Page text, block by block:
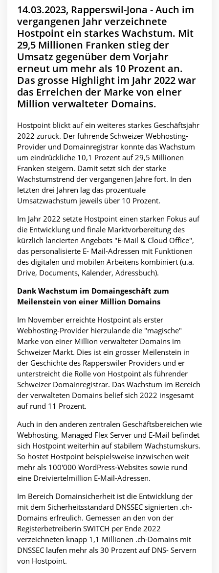
14.03.2023, Rapperswil-Jona - Auch im
vergangenen Jahr verzeichnete
Hostpoint ein starkes Wachstum. Mit
29,5 Millionen Franken stieg der
Umsatz gegenüber dem Vorjahr
erneut um mehr als 10 Prozent an.
Das grosse Highlight im Jahr 2022 war
das Erreichen der Marke von einer
Million verwalteter Domains.
Hostpoint blickt auf ein weiteres starkes Geschäftsjahr
2022 zurück. Der führende Schweizer Webhosting-
Provider und Domainregistrar konnte das Wachstum
um eindrückliche 10,1 Prozent auf 29,5 Millionen
Franken steigern. Damit setzt sich der starke
Wachstumstrend der vergangenen Jahre fort. In den
letzten drei Jahren lag das prozentuale
Umsatzwachstum jeweils über 10 Prozent.
Im Jahr 2022 setzte Hostpoint einen starken Fokus auf
die Entwicklung und finale Marktvorbereitung des
kürzlich lancierten Angebots "E-Mail & Cloud Office",
das personalisierte E- Mail-Adressen mit Funktionen
des digitalen und mobilen Arbeitens kombiniert (u.a.
Drive, Documents, Kalender, Adressbuch).
Dank Wachstum im Domaingeschäft zum
Meilenstein von einer Million Domains
Im November erreichte Hostpoint als erster
Webhosting-Provider hierzulande die "magische"
Marke von einer Million verwalteter Domains im
Schweizer Markt. Dies ist ein grosser Meilenstein in
der Geschichte des Rapperswiler Providers und er
unterstreicht die Rolle von Hostpoint als führender
Schweizer Domainregistrar. Das Wachstum im Bereich
der verwalteten Domains belief sich 2022 insgesamt
auf rund 11 Prozent.
Auch in den anderen zentralen Geschäftsbereichen wie
Webhosting, Managed Flex Server und E-Mail befindet
sich Hostpoint weiterhin auf stabilem Wachstumskurs.
So hostet Hostpoint beispielsweise inzwischen weit
mehr als 100'000 WordPress-Websites sowie rund
eine Dreiviertelmillion E-Mail-Adressen.
Im Bereich Domainsicherheit ist die Entwicklung der
mit dem Sicherheitsstandard DNSSEC signierten .ch-
Domains erfreulich. Gemessen an den von der
Registerbetreiberin SWITCH per Ende 2022
verzeichneten knapp 1,1 Millionen .ch-Domains mit
DNSSEC laufen mehr als 30 Prozent auf DNS- Servern
von Hostpoint.